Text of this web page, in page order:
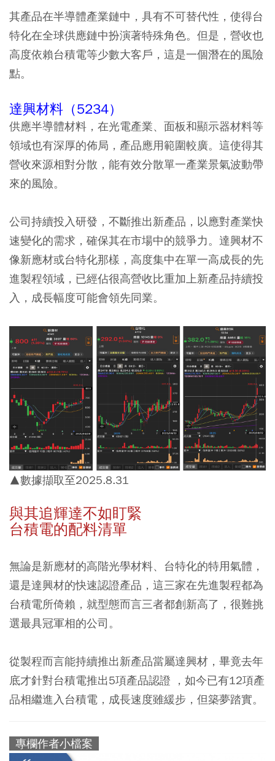
其產品在半導體產業鏈中，具有不可替代性，使得台
特化在全球供應鏈中扮演著特殊角色。但是，營收也
高度依賴台積電等少數大客戶，這是一個潛在的風險
點。
達興材料（5234）
供應半導體材料，在光電產業、面板和顯示器材料等
領域也有深厚的佈局，產品應用範圍較廣。這使得其
營收來源相對分散，能有效分散單一產業景氣波動帶
來的風險。
公司持續投入研發，不斷推出新產品，以應對產業快
速變化的需求，確保其在市場中的競爭力。達興材不
像新應材或台特化那樣，高度集中在單一高成長的先
進製程領域，已經佔很高營收比重加上新產品持續投
入，成長幅度可能會領先同業。
▲數據擷取至2025.8.31
與其追輝達不如盯緊
台積電的配料清單
無論是新應材的高階光學材料、台特化的特用氣體，
還是達興材的快速認證產品，這三家在先進製程都為
台積電所倚賴，就型態而言三者都創新高了，很難挑
選最具冠軍相的公司。
從製程而言能持續推出新產品當屬達興材，畢竟去年
底才針對台積電推出5項產品認證 ，如今已有12項產
品相繼進入台積電，成長速度雖緩步，但築夢踏實。
專欄作者小檔案